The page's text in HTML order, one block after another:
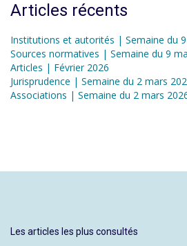
Articles récents
Institutions et autorités | Semaine du
Sources normatives | Semaine du 9
Articles | Février 2026
Jurisprudence | Semaine du 2 mars
Associations | Semaine du 2 mars
Les articles les plus consultés